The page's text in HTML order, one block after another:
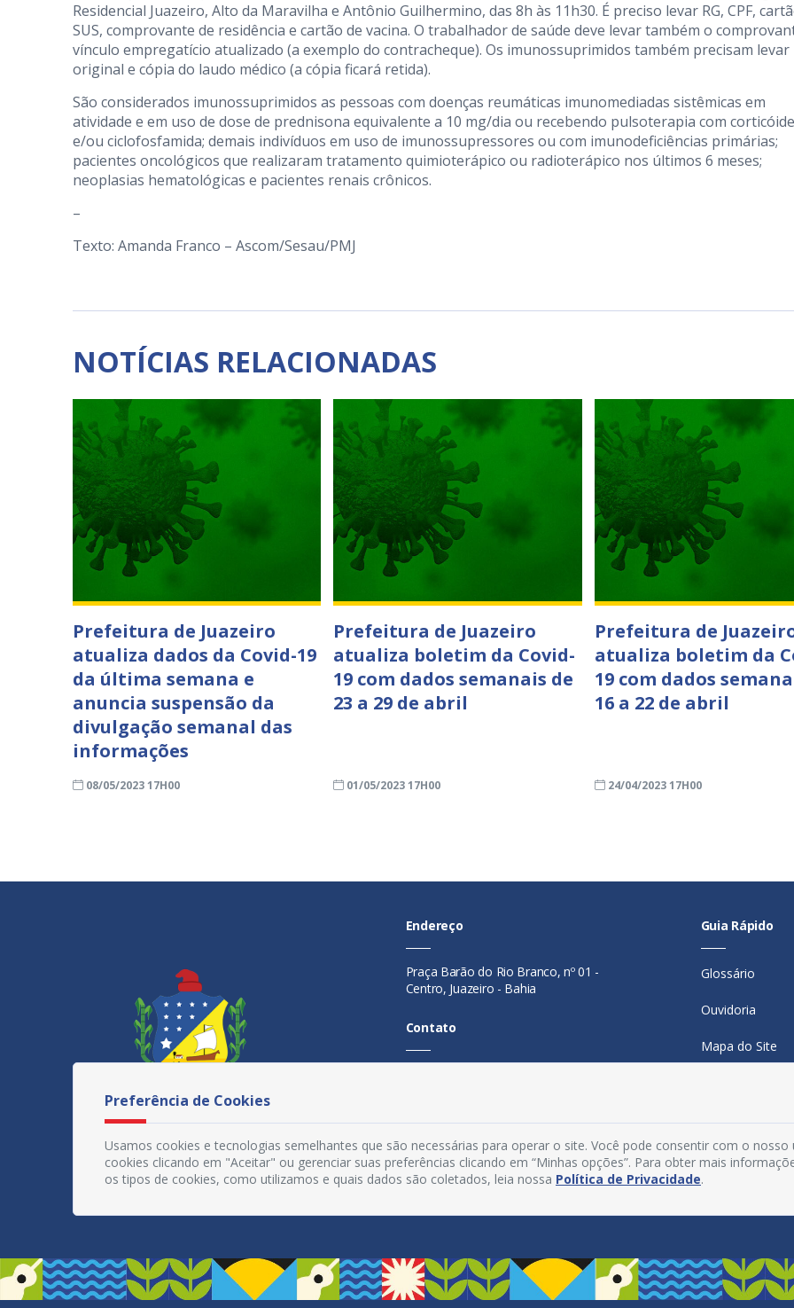
Residencial Juazeiro, Alto da Maravilha e Antônio Guilhermino, das 8h às 11h30. É preciso levar RG, CPF,
SUS, comprovante de residência e cartão de vacina. O trabalhador de saúde deve levar também o
vínculo empregatício atualizado (a exemplo do contracheque). Os imunossuprimidos também precisam levar
original e cópia do laudo médico (a cópia ficará retida).
São considerados imunossuprimidos as pessoas com doenças reumáticas imunomediadas sistêmicas em
atividade e em uso de dose de prednisona equivalente a 10 mg/dia ou recebendo pulsoterapia com corticóide
e/ou ciclofosfamida; demais indivíduos em uso de imunossupressores ou com imunodeficiências primárias;
pacientes oncológicos que realizaram tratamento quimioterápico ou radioterápico nos últimos 6 meses;
neoplasias hematológicas e pacientes renais crônicos.
–
Texto: Amanda Franco – Ascom/Sesau/PMJ
NOTÍCIAS RELACIONADAS
Prefeitura de Juazeiro
atualiza dados da Covid-19
da última semana e
anuncia suspensão da
divulgação semanal das
informações
08/05/2023 17H00
Prefeitura de Juazeiro
atualiza boletim da Covid-
19 com dados semanais de
23 a 29 de abril
01/05/2023 17H00
Prefeitura de
atualiza boletim da
19 com dados
16 a 22 de abril
24/04/2023 17H00
Endereço
Praça Barão do Rio Branco, nº 01 -
Centro, Juazeiro - Bahia
Contato
Horário De Funcionamento
Segunda a sexta-feira, das 08h às
Guia Rápido
Glossário
Ouvidoria
Mapa do Site
Manual de
Política de
Acesso Interno
Preferência de Cookies
Usamos cookies e tecnologias semelhantes que são necessárias para operar o site. Você pode consentir com o nosso
cookies clicando em "Aceitar" ou gerenciar suas preferências clicando em “Minhas opções”. Para obter mais
os tipos de cookies, como utilizamos e quais dados são coletados, leia nossa Política de Privacidade.